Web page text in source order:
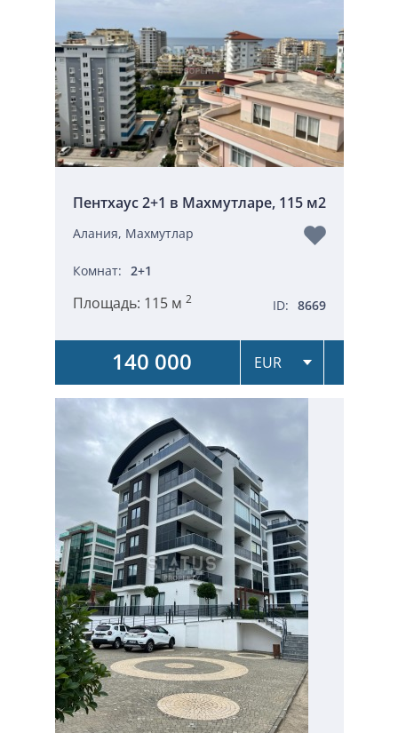
Пентхаус 2+1 в Махмутларе, 115 м2
Алания, Махмутлар
Комнат: 2+1
Площадь: 115 м 2 ID: 8669
140 000